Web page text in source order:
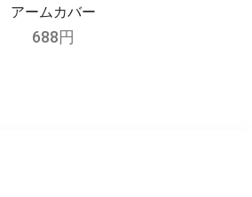
アームカバー
688円